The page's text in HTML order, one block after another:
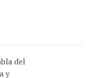
del
y